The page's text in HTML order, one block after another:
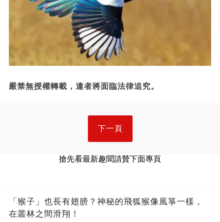
嚴禁無授權轉載，違者將面臨法律追究。
下一頁
搶先看最新趣聞請贊下面專頁
「猴子」也長有翅膀？神秘的飛狐猴像風箏一樣，
在叢林之間滑翔！